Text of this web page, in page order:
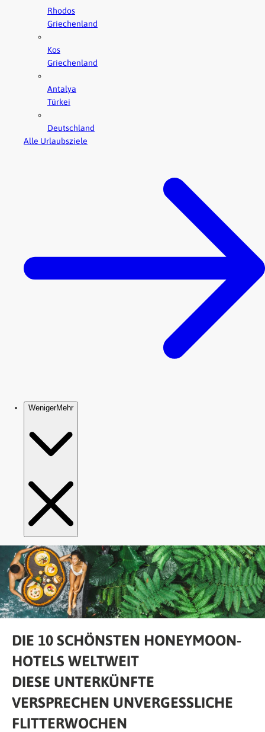
DIE 10 SCHÖNSTEN HONEYMOON-
HOTELS WELTWEIT
DIESE UNTERKÜNFTE
VERSPRECHEN UNVERGESSLICHE
FLITTERWOCHEN